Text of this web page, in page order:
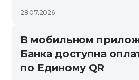
28.07.2026
В мобильном
Банка доступна
по Единому QR